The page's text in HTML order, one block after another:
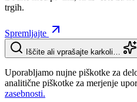
trgih.
Spremljajte
Iščite ali vprašajte karkoli…
Uporabljamo nujne piškotke za
analitične piškotke za merjenje
zasebnosti.